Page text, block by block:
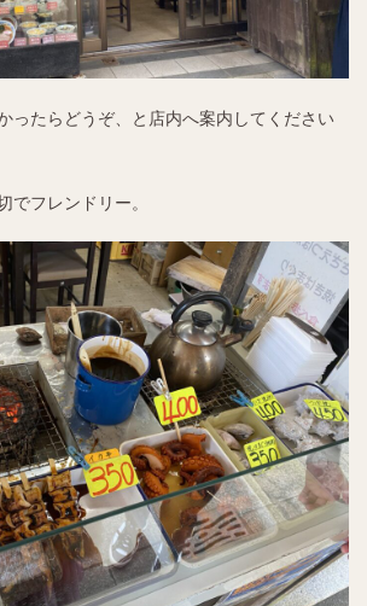
ったらどうぞ、と店内へ案内してください
でフレンドリー。